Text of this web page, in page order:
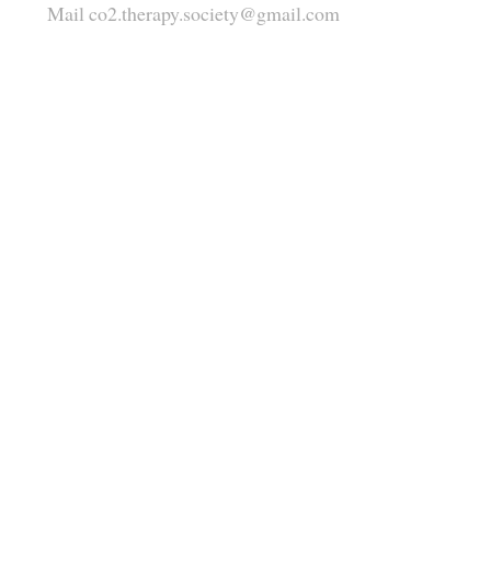
Mail co2.therapy.society@gmail.com